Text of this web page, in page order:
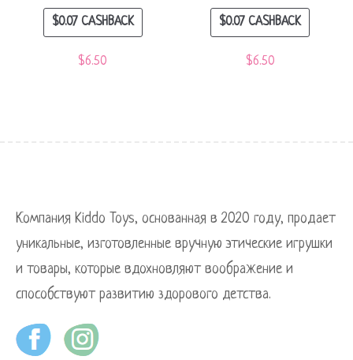
$0.07CASHBACK
$6.50
$0.07CASHBACK
$6.50
Компания Kiddo Toys, основанная в 2020 году, продает
уникальные, изготовленные вручную этические игрушки
и товары, которые вдохновляют воображение и
способствуют развитию здорового детства.